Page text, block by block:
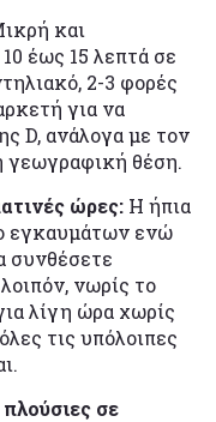
και
έως 15 λεπτά σε
2-3 φορές
για να
D, ανάλογα με τον
γεωγραφική θέση.
ώρες: Η ήπια
εγκαυμάτων ενώ
συνθέσετε
νωρίς το
λίγη ώρα χωρίς
τις υπόλοιπες
σε